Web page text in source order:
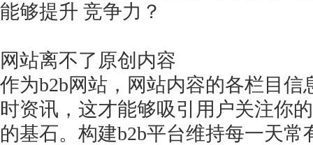
能够提升 竞争力？
网站离不了原创内容
作为b2b网站，网站内容的各栏目
时资讯，这才能够吸引用户关注你
的基石。构建b2b平台维持每一天